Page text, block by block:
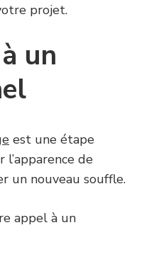
projet.
un
est une étape
de
un nouveau souffle.
appel à un